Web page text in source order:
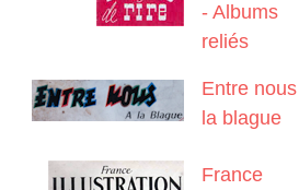
- Albums
reliés
Entre nous
la blague
France